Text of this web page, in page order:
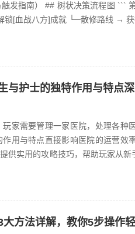
树状决策流程图 ``` 第一章·初入妖界 └─🔴选
择阵营（妖将/散修） ├─妖将路线 → 解锁[血战八方]成就
与护士的独特作用与特点
家需要管理一家医院，处理各种
用与特点直接影响医院的运营效
供实用的攻略技巧，帮助玩家从新
方法详解，教你5步操作